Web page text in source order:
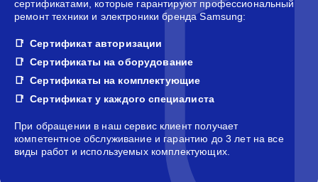
сертификатами, которые гарантируют профессиональный
ремонт техники и электроники бренда Samsung:
Сертификат авторизации
Сертификаты на оборудование
Сертификаты на комплектующие
Сертификат у каждого специалиста
При обращении в наш сервис клиент получает
компетентное обслуживание и гарантию до 3 лет на все
виды работ и используемых комплектующих.